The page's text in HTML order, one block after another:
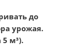
до
урожая.
м³).